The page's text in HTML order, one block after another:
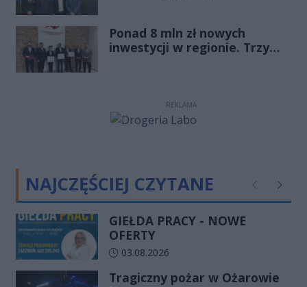
zmienia zasady gry
Ponad 8 mln zł nowych
inwestycji w regionie. Trzy
REKLAMA
NAJCZĘŚCIEJ CZYTANE Poprzednie
GIEŁDA PRACY - NOWE
OFERTY
Data dodania artykułu:
03.08.2026
Tragiczny pożar w Ożarowie